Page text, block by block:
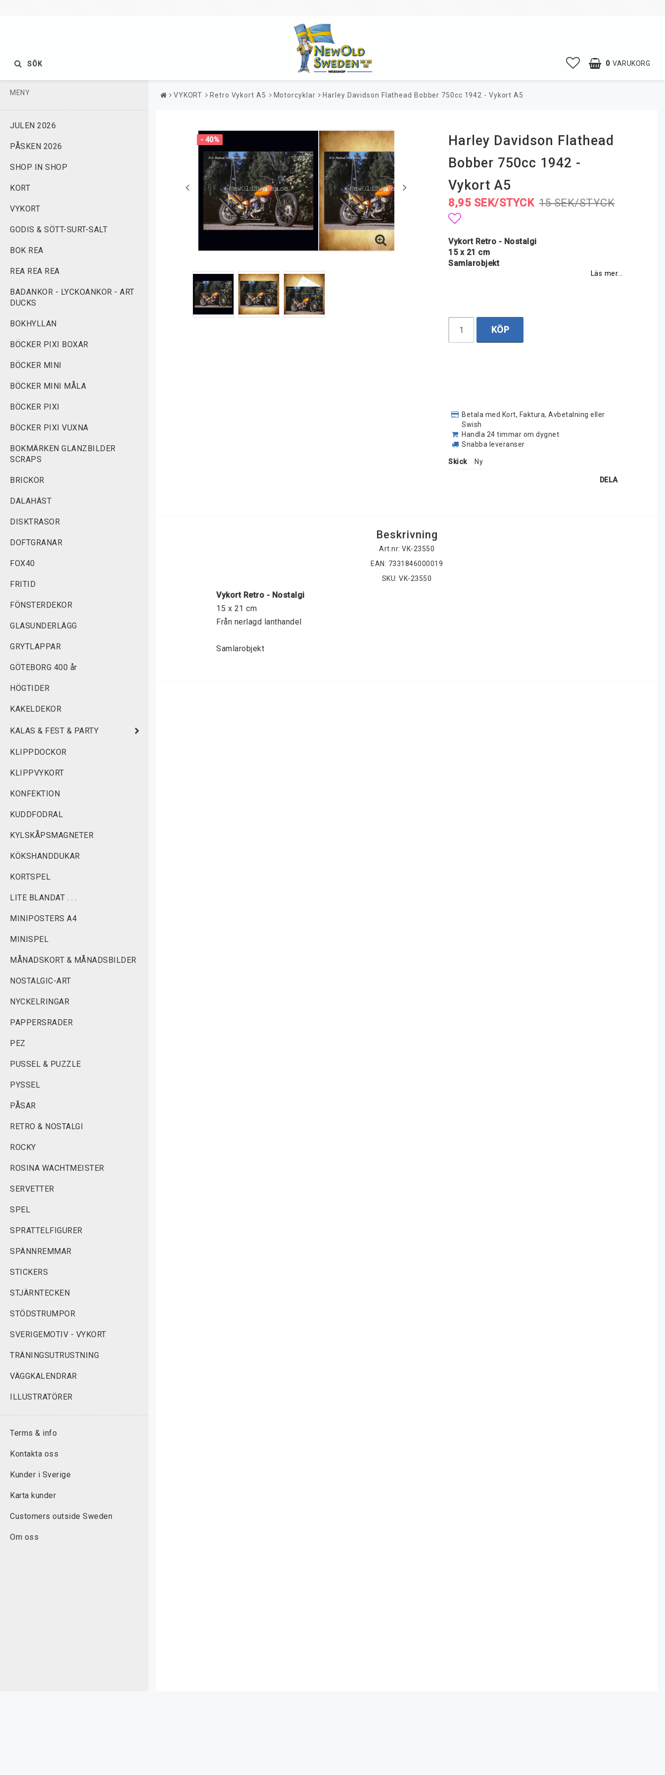
0 VARUKORG
SÖK
MENY
JULEN 2026
PÅSKEN 2026
SHOP IN SHOP
KORT
VYKORT
GODIS & SÖTT-SURT-SALT
BOK REA
REA REA REA
BADANKOR - LYCKOANKOR - ART
DUCKS
BOKHYLLAN
BÖCKER PIXI BOXAR
BÖCKER MINI
BÖCKER MINI MÅLA
BÖCKER PIXI
BÖCKER PIXI VUXNA
BOKMÄRKEN GLANZBILDER
SCRAPS
BRICKOR
DALAHÄST
DISKTRASOR
DOFTGRANAR
FOX40
FRITID
FÖNSTERDEKOR
GLASUNDERLÄGG
GRYTLAPPAR
GÖTEBORG 400 år
HÖGTIDER
KAKELDEKOR
KALAS & FEST & PARTY
KLIPPDOCKOR
KLIPPVYKORT
KONFEKTION
KUDDFODRAL
KYLSKÅPSMAGNETER
KÖKSHANDDUKAR
KORTSPEL
LITE BLANDAT . . .
MINIPOSTERS A4
MINISPEL
MÅNADSKORT & MÅNADSBILDER
NOSTALGIC-ART
NYCKELRINGAR
PAPPERSRADER
PEZ
PUSSEL & PUZZLE
PYSSEL
PÅSAR
RETRO & NOSTALGI
ROCKY
ROSINA WACHTMEISTER
SERVETTER
SPEL
SPRATTELFIGURER
SPÄNNREMMAR
STICKERS
STJÄRNTECKEN
STÖDSTRUMPOR
SVERIGEMOTIV - VYKORT
TRÄNINGSUTRUSTNING
VÄGGKALENDRAR
ILLUSTRATÖRER
Terms & info
Kontakta oss
Kunder i Sverige
Karta kunder
Customers outside Sweden
Om oss
VYKORT Retro Vykort A5 Motorcyklar Harley Davidson Flathead Bobber 750cc 1942 - Vykort A5
- 40%
Harley Davidson Flathead
Bobber 750cc 1942 -
Vykort A5
15 SEK/STYCK
8,95 SEK/STYCK
Lägg till i favoritlistan
Vykort Retro - Nostalgi
15 x 21 cm
Samlarobjekt
Läs mer...
KÖP
Betala med Kort, Faktura, Avbetalning eller
Swish
Handla 24 timmar om dygnet
Snabba leveranser
Skick Ny
DELA
Beskrivning
Art.nr: VK-23550
EAN: 7331846000019
SKU: VK-23550
Vykort Retro - Nostalgi
15 x 21 cm
Från nerlagd lanthandel
Samlarobjekt